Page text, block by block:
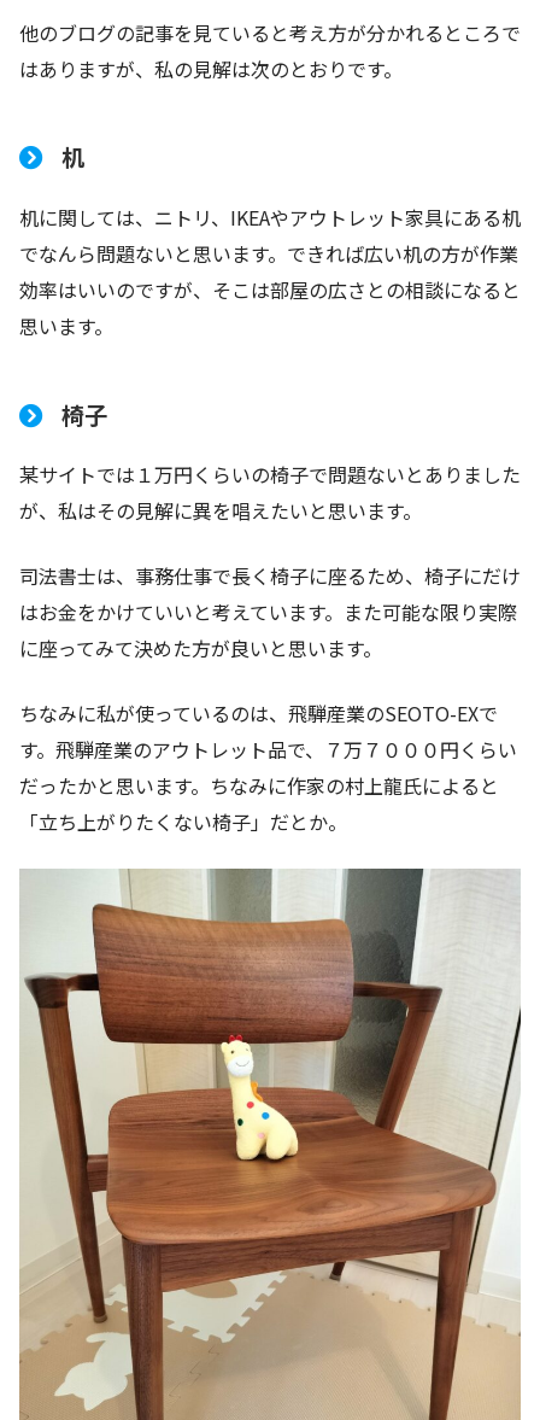
他のブログの記事を見ていると考え方が分かれるところで
はありますが、私の見解は次のとおりです。
机
机に関しては、ニトリ、IKEAやアウトレット家具にある机
でなんら問題ないと思います。できれば広い机の方が作業
効率はいいのですが、そこは部屋の広さとの相談になると
思います。
椅子
某サイトでは１万円くらいの椅子で問題ないとありました
が、私はその見解に異を唱えたいと思います。
司法書士は、事務仕事で長く椅子に座るため、椅子にだけ
はお金をかけていいと考えています。また可能な限り実際
に座ってみて決めた方が良いと思います。
ちなみに私が使っているのは、飛騨産業のSEOTO-EXで
す。飛騨産業のアウトレット品で、７万７０００円くらい
だったかと思います。ちなみに作家の村上龍氏によると
「立ち上がりたくない椅子」だとか。